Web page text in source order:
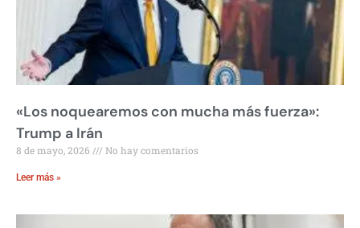
«Los noquearemos con mucha más fuerza»:
Trump a Irán
8 de mayo, 2026 No hay comentarios
Leer más »